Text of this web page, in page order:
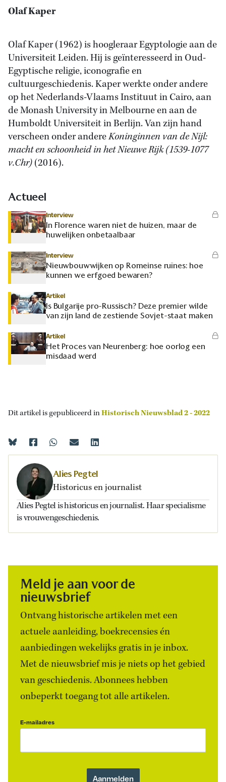
Olaf Kaper
Olaf Kaper (1962) is hoogleraar Egyptologie aan de
Universiteit Leiden. Hij is geïnteresseerd in Oud-
Egyptische religie, iconografie en
cultuurgeschiedenis. Kaper werkte onder andere
op het Nederlands-Vlaams Instituut in Cairo, aan
de Monash University in Melbourne en aan de
Humboldt Universiteit in Berlijn. Van zijn hand
verscheen onder andereKoninginnen van de Nijl:
macht en schoonheid in het Nieuwe Rijk (1539-1077
v.Chr)(2016).
Actueel
Interview
In Florence waren niet de huizen, maar de
huwelijken onbetaalbaar
Interview
Nieuwbouwwijken op Romeinse ruïnes: hoe
kunnen we erfgoed bewaren?
Artikel
Is Bulgarije pro-Russisch? Deze premier wilde
van zijn land de zestiende Sovjet-staat maken
Artikel
Het Proces van Neurenberg: hoe oorlog een
misdaad werd
Dit artikel is gepubliceerd inHistorisch Nieuwsblad 2 - 2022
Alies Pegtel
Historicus en journalist
Alies Pegtel is historicus en journalist. Haar specialisme
is vrouwengeschiedenis.
Meld je aan voor de
nieuwsbrief
Ontvang historische artikelen met een
actuele aanleiding, boekrecensies én
aanbiedingen wekelijks gratis in je inbox.
Met de nieuwsbrief mis je niets op het gebied
van geschiedenis. Abonnees hebben
onbeperkt toegang tot alle artikelen.
E-mailadres